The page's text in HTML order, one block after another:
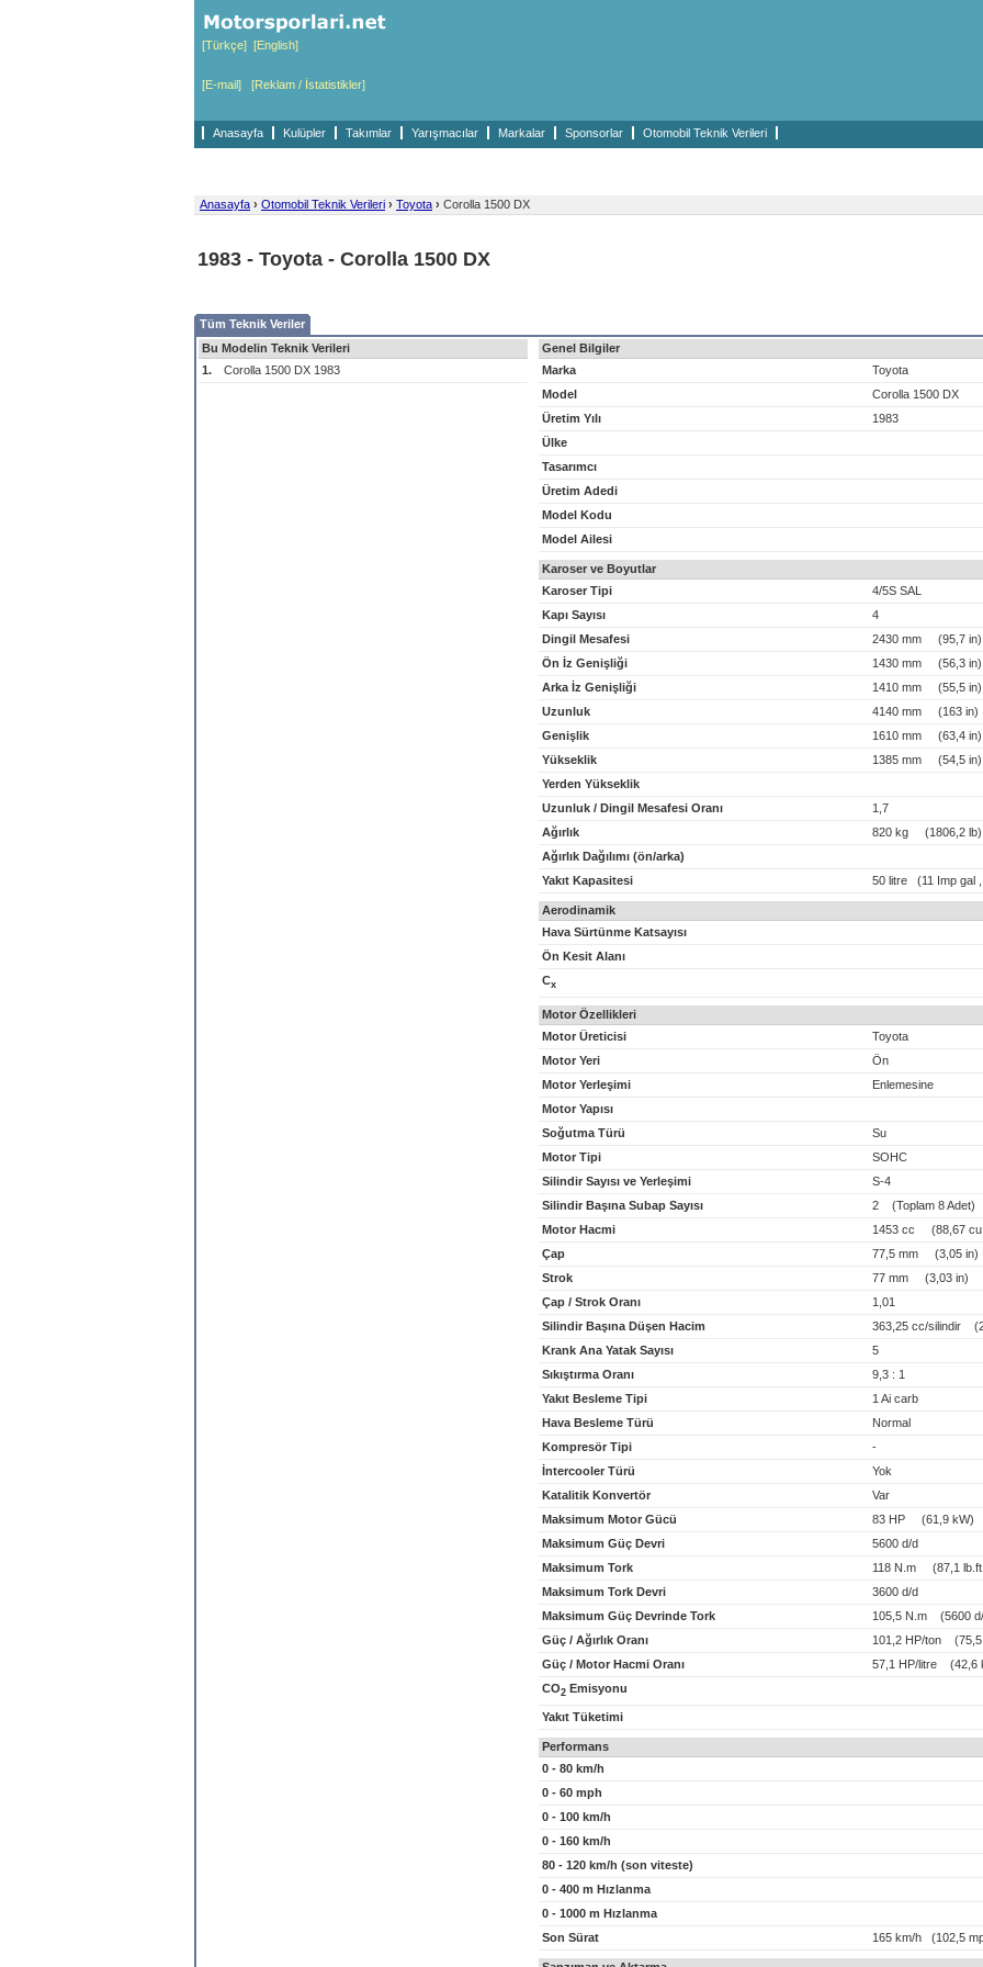
[Türkçe] [English]
[E-mail] [Reklam / İstatistikler]
Anasayfa Kulüpler Takımlar Yarışmacılar Markalar Sponsorlar Otomobil Teknik Verileri
Anasayfa › Otomobil Teknik Verileri › Toyota › Corolla 1500 DX
1983 - Toyota - Corolla 1500 DX
Tüm Teknik Veriler
Bu Modelin Teknik Verileri
1.
Corolla 1500 DX 1983
Genel Bilgiler
Marka
Toyota
Model
Corolla 1500 DX
Üretim Yılı
1983
Ülke
Tasarımcı
Üretim Adedi
Model Kodu
Model Ailesi
Karoser ve Boyutlar
Karoser Tipi
4/5S SAL
Kapı Sayısı
4
Dingil Mesafesi
2430 mm (95,7 in)
Ön İz Genişliği
1430 mm (56,3 in)
Arka İz Genişliği
1410 mm (55,5 in)
Uzunluk
4140 mm (163 in)
Genişlik
1610 mm (63,4 in)
Yükseklik
1385 mm (54,5 in)
Yerden Yükseklik
Uzunluk / Dingil Mesafesi Oranı
1,7
Ağırlık
820 kg (1806,2 lb)
Ağırlık Dağılımı (ön/arka)
Yakıt Kapasitesi
50 litre (11 Imp gal
Aerodinamik
Hava Sürtünme Katsayısı
Ön Kesit Alanı
Cx
Motor Özellikleri
Motor Üreticisi
Toyota
Motor Yeri
Ön
Motor Yerleşimi
Enlemesine
Motor Yapısı
Soğutma Türü
Su
Motor Tipi
SOHC
Silindir Sayısı ve Yerleşimi
S-4
Silindir Başına Subap Sayısı
2 (Toplam 8 Adet)
Motor Hacmi
1453 cc (88,67 cu
Çap
77,5 mm (3,05 in)
Strok
77 mm (3,03 in)
Çap / Strok Oranı
1,01
Silindir Başına Düşen Hacim
363,25 cc/silindir
Krank Ana Yatak Sayısı
5
Sıkıştırma Oranı
9,3 : 1
Yakıt Besleme Tipi
1 Ai carb
Hava Besleme Türü
Normal
Kompresör Tipi
-
İntercooler Türü
Yok
Katalitik Konvertör
Var
Maksimum Motor Gücü
83 HP (61,9 kW)
Maksimum Güç Devri
5600 d/d
Maksimum Tork
118 N.m (87,1 lb.ft
Maksimum Tork Devri
3600 d/d
Maksimum Güç Devrinde Tork
105,5 N.m (5600
Güç / Ağırlık Oranı
101,2 HP/ton (75,5
Güç / Motor Hacmi Oranı
57,1 HP/litre (42,6
CO2 Emisyonu
Yakıt Tüketimi
Performans
0 - 80 km/h
0 - 60 mph
0 - 100 km/h
0 - 160 km/h
80 - 120 km/h (son viteste)
0 - 400 m Hızlanma
0 - 1000 m Hızlanma
Son Sürat
165 km/h (102,5